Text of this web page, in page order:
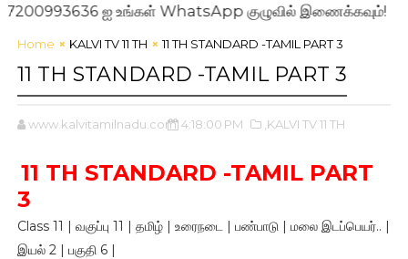
ஐ உங்கள் WhatsApp குழுவில் இணைக்கவும்!
Home KALVI TV 11 TH 11 TH STANDARD -TAMIL PART 3
11 TH STANDARD -TAMIL PART 3
www.kalvitamilnadu.com 4:18:00 PM ,KALVI TV 11 TH
11 TH STANDARD -TAMIL PART
3
Class 11 | வகுப்பு 11 | தமிழ் | உரைநடை | பண்பாடு | மலை இடப்பெயர்.. |
இயல் 2 | பகுதி 6 |